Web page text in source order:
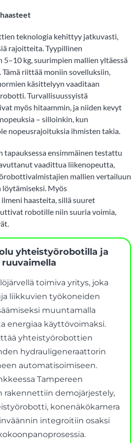
teknologia kehittyy jatkuvasti,
rajoitteita. Tyypillinen
kg, suurimpien mallien yltäessä
riittää moniin sovelluksiin,
käsittelyyn vaaditaan
Turvallisuussyistä
myös hitaammin, ja niiden kevyt
– silloinkin, kun
nopeusrajoituksia ihmisten takia.
tapauksessa ensimmäinen testattu
vaadittua liikenopeutta,
mallien vertailuun
Myös
haasteita, sillä suuret
robotille niin suuria voimia,
yhteistyörobotilla ja
toimiva yritys, joka
liikkuvien työkoneiden
muuntamalla
energiaa käyttövoimaksi.
yhteistyörobottien
hydrauligeneraattorin
automatisoimiseen.
Tampereen
rakennettiin demojärjestely,
konenäkökamera
integroitiin osaksi